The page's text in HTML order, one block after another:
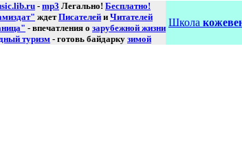
- mp3 Легально! Бесплатно!
ждетПисателей и Читателей
- впечатления о зарубежной жизни
туризм- готовь байдарку зимой
Школа